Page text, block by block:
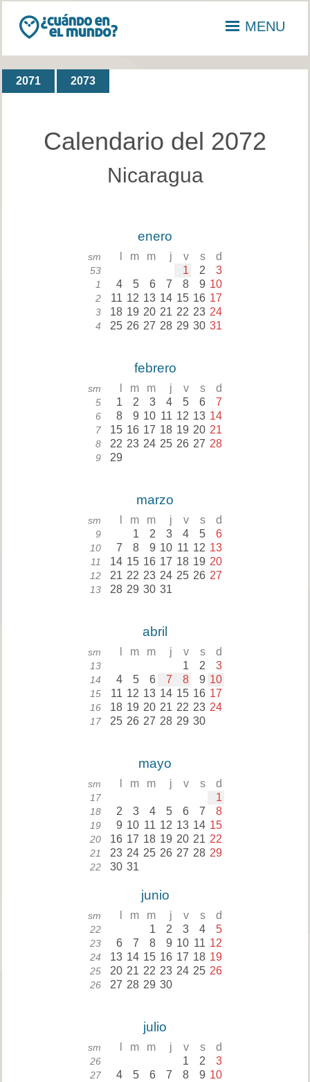
MENU
2071 2073
Calendario del 2072
Nicaragua
enero
sm m m j v s d
53 1 2 3
1 4 5 6 7 8 9 10
2 11 12 13 14 15 16 17
3 18 19 20 21 22 23 24
4 25 26 27 28 29 30 31
febrero
sm m m j v s d
5 1 2 3 4 5 6 7
6 8 9 10 11 12 13 14
7 15 16 17 18 19 20 21
8 22 23 24 25 26 27 28
9 29
marzo
sm m m j v s d
9 1 2 3 4 5 6
10 7 8 9 10 11 12 13
11 14 15 16 17 18 19 20
12 21 22 23 24 25 26 27
13 28 29 30 31
abril
sm m m j v s d
13 1 2 3
14 4 5 6 7 8 9 10
15 11 12 13 14 15 16 17
16 18 19 20 21 22 23 24
17 25 26 27 28 29 30
mayo
sm m m j v s d
17 1
18 2 3 4 5 6 7 8
19 9 10 11 12 13 14 15
20 16 17 18 19 20 21 22
21 23 24 25 26 27 28 29
22 30 31
junio
sm m m j v s d
22 1 2 3 4 5
23 6 7 8 9 10 11 12
24 13 14 15 16 17 18 19
25 20 21 22 23 24 25 26
26 27 28 29 30
julio
sm m m j v s d
26 1 2 3
27 4 5 6 7 8 9 10